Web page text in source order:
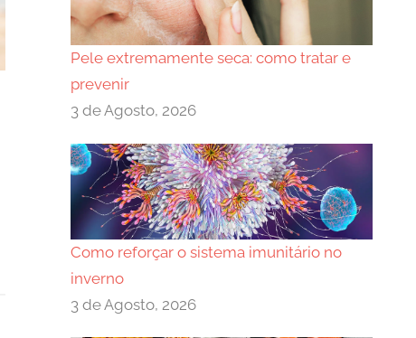
Pele extremamente seca: como tratar e
prevenir
3 de Agosto, 2026
Como reforçar o sistema imunitário no
inverno
3 de Agosto, 2026